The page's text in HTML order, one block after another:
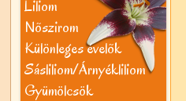
Liliom
Nõszirom
Különleges évelõk
Sásliliom/Árnyékliliom
Gyümölcsök